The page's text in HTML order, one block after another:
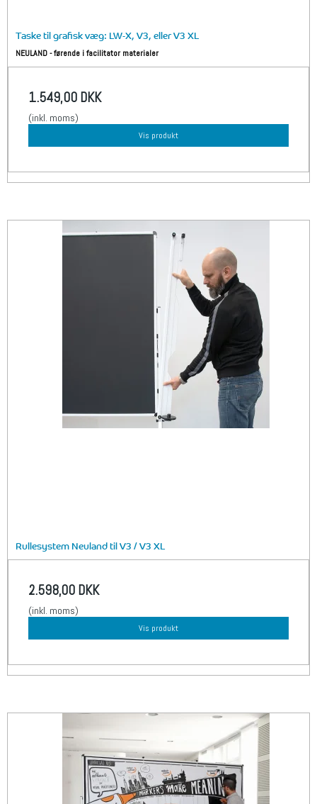
Taske til grafisk væg: LW-X, V3, eller V3 XL
NEULAND - førende i facilitator materialer
1.549,00 DKK
(inkl. moms)
Vis produkt
Rullesystem Neuland til V3 / V3 XL
2.598,00 DKK
(inkl. moms)
Vis produkt